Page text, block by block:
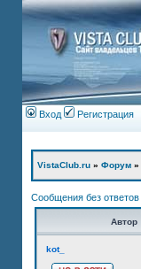
Вход Регистрация
VistaClub.ru » Форум »
Сообщения без ответов
Автор
kot_